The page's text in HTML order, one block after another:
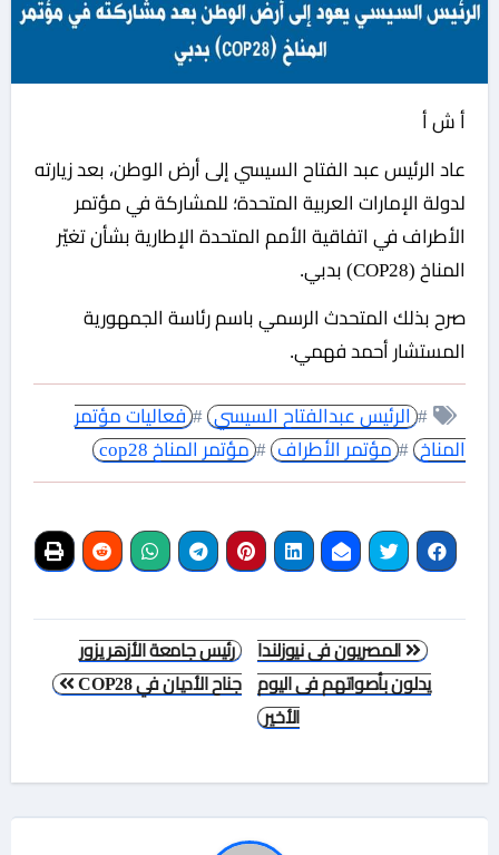
أ ش أ
عاد الرئيس عبد الفتاح السيسي إلى أرض الوطن، بعد زيارته
لدولة الإمارات العربية المتحدة؛ للمشاركة في مؤتمر
الأطراف في اتفاقية الأمم المتحدة الإطارية بشأن تغيّر
المناخ (COP28) بدبي.
صرح بذلك المتحدث الرسمي باسم رئاسة الجمهورية
المستشار أحمد فهمي.
# الرئيس عبدالفتاح السيسي # فعاليات مؤتمر
المناخ # مؤتمر الأطراف # مؤتمر المناخ cop28
تصفّح
المقالات
رئيس جامعة الأزهر يزور
جناح الأديان في COP28
المصريون فى نيوزلندا
يدلون بأصواتهم فى اليوم
الأخير